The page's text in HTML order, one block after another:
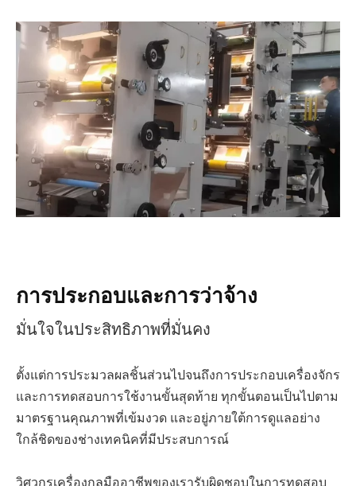
การประกอบและการว่าจ้าง
มั่นใจในประสิทธิภาพที่มั่นคง
ตั้งแต่การประมวลผลชิ้นส่วนไปจนถึงการประกอบเครื่องจักร
และการทดสอบการใช้งานขั้นสุดท้าย ทุกขั้นตอนเป็นไปตาม
มาตรฐานคุณภาพที่เข้มงวด และอยู่ภายใต้การดูแลอย่าง
ใกล้ชิดของช่างเทคนิคที่มีประสบการณ์
วิศวกรเครื่องกลมืออาชีพของเรารับผิดชอบในการทดสอบ